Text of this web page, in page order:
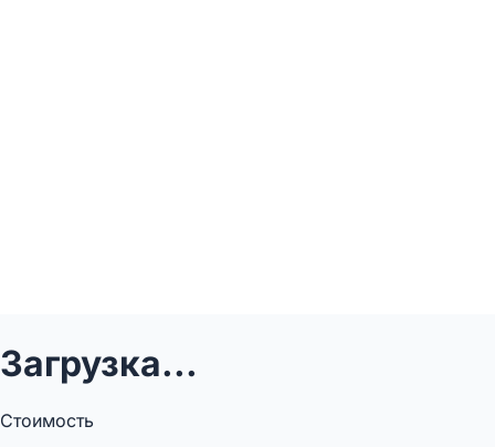
Загрузка...
Стоимость